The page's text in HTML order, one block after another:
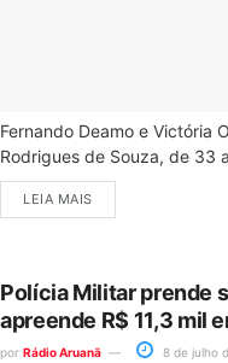
Fernando Deamo e Victória
Rodrigues de Souza, de 33
LEIA MAIS
Polícia Militar prende
apreende R$ 11,3 mil
por Rádio Aruanã 8 de julho